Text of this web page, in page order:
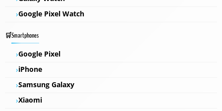
Google Pixel Watch
Smartphones
Google Pixel
iPhone
Samsung Galaxy
Xiaomi